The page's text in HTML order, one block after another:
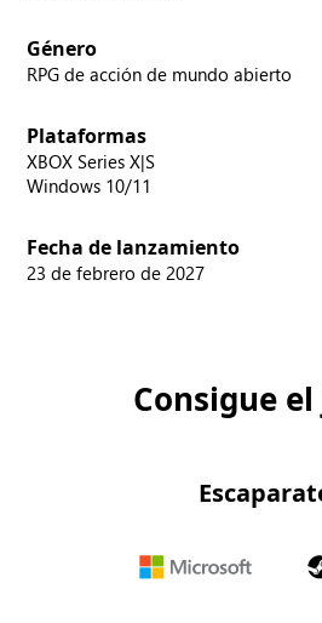
Género
RPG de acción de mundo abierto
Plataformas
XBOX Series X|S
Windows 10/11
Fecha de lanzamiento
23 de febrero de 2027
Consigue